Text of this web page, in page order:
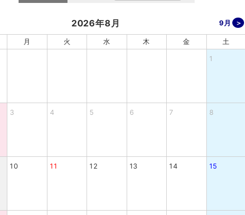
2026年8月 9月
月 火 水 木 金 土
1
3 4 5 6 7 8
10 11 12 13 14 15